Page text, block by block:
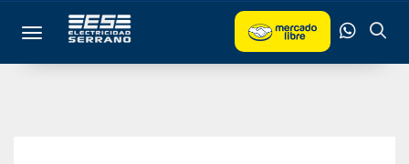
Toggle navigation